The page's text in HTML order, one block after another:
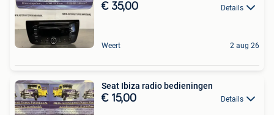
€ 35,00 Details
Weert 2 aug 26
Seat Ibiza radio bedieningen
€ 15,00 Details